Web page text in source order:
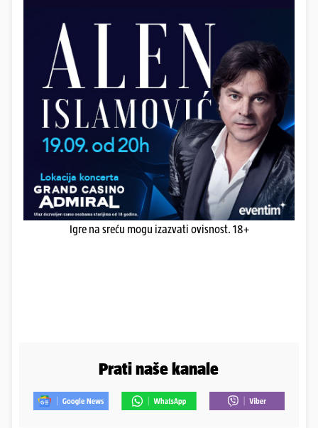
Igre na sreću mogu izazvati ovisnost. 18+
Prati naše kanale